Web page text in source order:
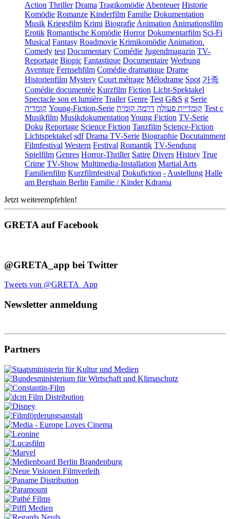
Action Thriller Drama TragikomödieAbenteuer Historie
Komödie Romanze Kinderfilm Familie Dokumentation
Musik Kriegsfilm Krimi BiografieAnimationAnimationsfilm
Erotik Romantische Komödie Horror Dokumentarfilm Sci-Fi
Musical Fantasy Roadmovie KrimikomödieAnimation.
Comedy test Documentary Comédie Jugendmagazin TV-
Reportage Biopic Fantastique Documentaire Werbung
Aventure Fernsehfilm Comédie dramatique Drame
Historienfilm Mystery Court métrage Mélodrame Spot 가족
Comédie documentée Kurzfilm Fiction Licht-Spektakel
Spectacle son et lumière Trailer Genre Test G&S g Serie
קומדיה Young-Fiction-Serie קומדיית פעולה דרמה קומית
Test c
Musikfilm MusikdokumentationYoung Fiction TV-Serie
Doku Reportage Science Fiction Tanzfilm Science-Fiction
Lichtspektakel sdf Drama TV-Serie Biographie Docutainment
Filmfestival Western Festival Romantik TV-Sendung
Spielfilm Genres Horror-Thriller Satire Divers History True
Crime TV-Show Multimedia-Installation Martial Arts
Familienfilm Kurzfilmfestival Dokufiction -Austellung Halle
am Berghain Berlin Familie / Kinder Kdrama
Jetzt weiterempfehlen!
GRETA auf Facebook
@GRETA_app bei Twitter
Tweets von @GRETA_App
Newsletter anmeldung
Partners